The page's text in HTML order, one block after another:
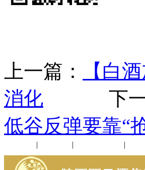
上一篇：
【白
消化 下一
低谷反弹要靠“
| | |